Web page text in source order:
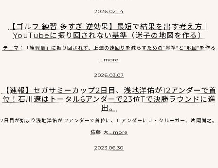
2026.02.14
【ゴルフ 練習 多すぎ 逆効果】最短で結果を出す考え方｜
YouTubeに振り回されない基準（迷子の地図を作る）
テーマ：「練習量」に振り回されず、上達の遠回りを減らすための“基準”と“地図”を作る
...more
2026.03.07
【速報】セガサミーカップ2日目、浅地洋佑が12アンダーで首
位！石川遼はトータル6アンダーで23位Tで決勝ラウンドに進
出。
2日目が始まり浅地洋佑が12アンダーで首位に、11アンダーにＪ・クルーガー、片岡尚之。
佐藤 大...more
2023.06.30